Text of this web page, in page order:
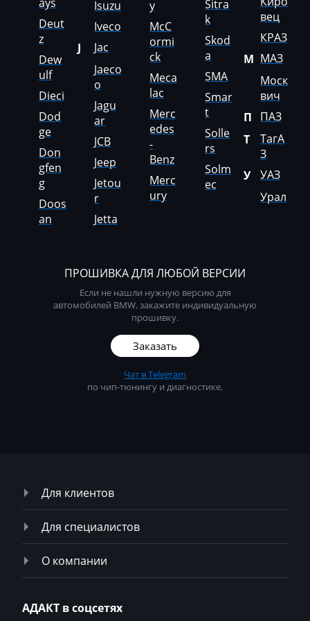
ZX
ВАЗ (Lada)
ГАЗ
Депозит
ЗАЗ
ЗИЛ
КАвЗ
Камаз
Кировец
Москвич
Deut
z
Dew
ulf
Dieci
Dod
ge
Don
gfen
g
Doos
an
Isuzu
Iveco
J
Jac
Jaeco
o
Jagu
ar
JCB
Jeep
Jetou
r
Jetta
y
McC
ormi
ck
Meca
lac
Merc
edes
-
Benz
Merc
ury
Sitra
k
Skod
a
SMA
Smar
t
Solle
rs
Solm
ec
вец
КРАЗ
М МАЗ
Моск
вич
П
ПАЗ
Т
ТагА
З
У
УАЗ
Урал
ПРОШИВКА ДЛЯ ЛЮБОЙ ВЕРСИИ
Если не нашли нужную версию для
автомобилей BMW, закажите индивидуальную
прошивку.
Заказать
Чат в Telegram
по чип-тюнингу и диагностике.
Для клиентов
Для специалистов
О компании
АДАКТ в соцсетях